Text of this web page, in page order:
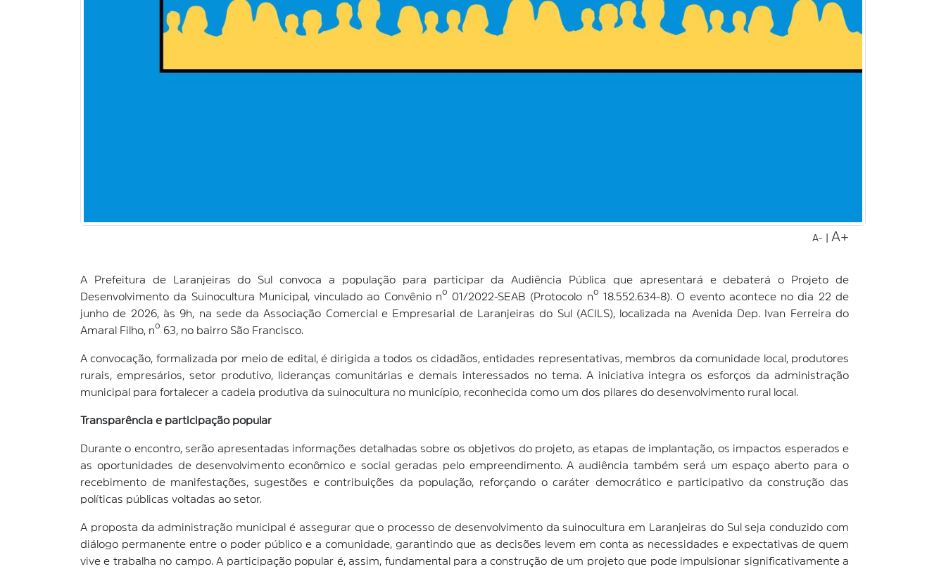
A- A+
A Prefeitura de Laranjeiras do Sul convoca a população para participar da Audiência Pública que apresentará e debaterá o Projeto de
Desenvolvimento da Suinocultura Municipal, vinculado ao Convênio nº 01/2022-SEAB (Protocolo nº 18.552.634-8). O evento acontece no dia 22 de
junho de 2026, às 9h, na sede da Associação Comercial e Empresarial de Laranjeiras do Sul (ACILS), localizada na Avenida Dep. Ivan Ferreira do
Amaral Filho, nº 63, no bairro São Francisco.
A convocação, formalizada por meio de edital, é dirigida a todos os cidadãos, entidades representativas, membros da comunidade local, produtores
rurais, empresários, setor produtivo, lideranças comunitárias e demais interessados no tema. A iniciativa integra os esforços da administração
municipal para fortalecer a cadeia produtiva da suinocultura no município, reconhecida como um dos pilares do desenvolvimento rural local.
Transparência e participação popular
Durante o encontro, serão apresentadas informações detalhadas sobre os objetivos do projeto, as etapas de implantação, os impactos esperados e
as oportunidades de desenvolvimento econômico e social geradas pelo empreendimento. A audiência também será um espaço aberto para o
recebimento de manifestações, sugestões e contribuições da população, reforçando o caráter democrático e participativo da construção das
políticas públicas voltadas ao setor.
A proposta da administração municipal é assegurar que o processo de desenvolvimento da suinocultura em Laranjeiras do Sul seja conduzido com
diálogo permanente entre o poder público e a comunidade, garantindo que as decisões levem em conta as necessidades e expectativas de quem
vive e trabalha no campo. A participação popular é, assim, fundamental para a construção de um projeto que pode impulsionar significativamente a